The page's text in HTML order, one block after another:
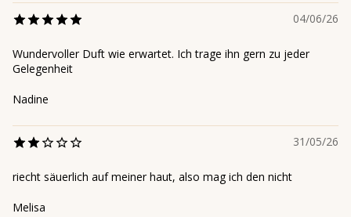
04/06/26
Wundervoller Duft wie erwartet. Ich trage ihn gern zu jeder
Gelegenheit
Nadine
31/05/26
riecht säuerlich auf meiner haut, also mag ich den nicht
Melisa